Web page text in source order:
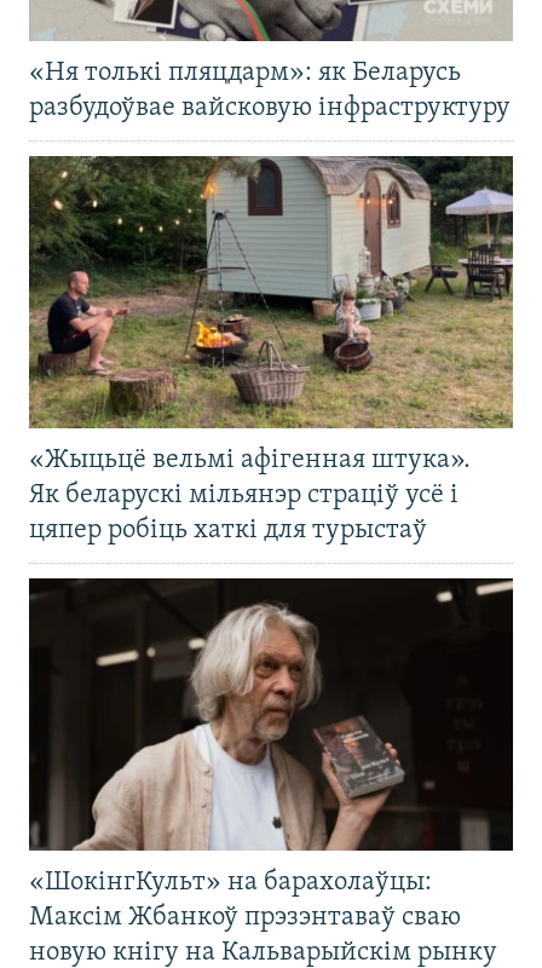
«Ня толькі пляцдарм»: як Беларусь
разбудоўвае вайсковую інфраструктуру
«Жыцьцё вельмі афігенная штука».
Як беларускі мільянэр страціў усё і
цяпер робіць хаткі для турыстаў
«ШокінгКульт» на барахолаўцы:
Максім Жбанкоў прэзэнтаваў сваю
новую кнігу на Кальварыйскім рынку